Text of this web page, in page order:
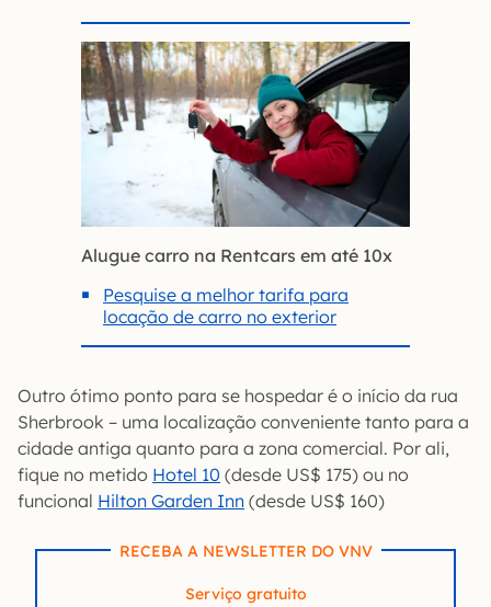
Alugue carro na Rentcars em até 10x
Pesquise a melhor tarifa para
locação de carro no exterior
Outro ótimo ponto para se hospedar é o início da rua
Sherbrook – uma localização conveniente tanto para a
cidade antiga quanto para a zona comercial. Por ali,
fique no metido Hotel 10 (desde US$ 175) ou no
funcional Hilton Garden Inn (desde US$ 160)
RECEBA A NEWSLETTER DO VNV
Serviço gratuito